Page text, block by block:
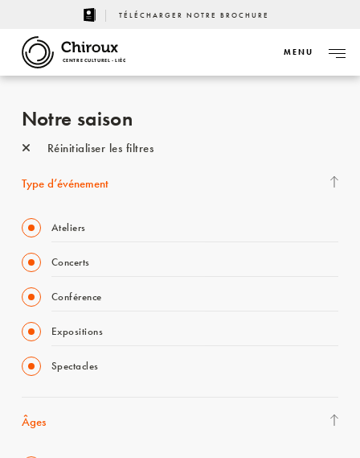
TÉLÉCHARGER NOTRE BROCHURE
CENTRE CULTUREL - LIÈGE
MENU
Notre saison
Réinitialiser les filtres
Type d’événement
Ateliers
Concerts
Conférence
Expositions
Spectacles
Âges